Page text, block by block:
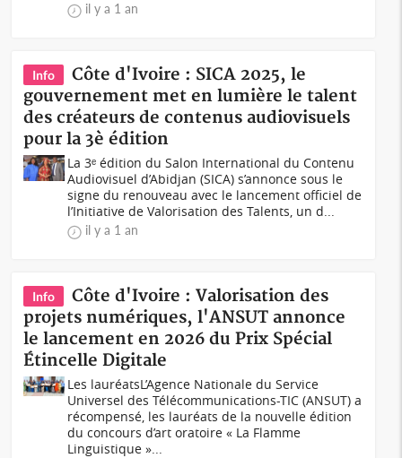
il y a 1 an
Info
Côte d'Ivoire : SICA 2025, le
gouvernement met en lumière le talent
des créateurs de contenus audiovisuels
pour la 3è édition
La 3ᵉ édition du Salon International du Contenu
Audiovisuel d’Abidjan (SICA) s’annonce sous le
signe du renouveau avec le lancement officiel de
l’Initiative de Valorisation des Talents, un d...
il y a 1 an
Info
Côte d'Ivoire : Valorisation des
projets numériques, l'ANSUT annonce
le lancement en 2026 du Prix Spécial
Étincelle Digitale
Les lauréatsL’Agence Nationale du Service
Universel des Télécommunications-TIC (ANSUT) a
récompensé, les lauréats de la nouvelle édition
du concours d’art oratoire « La Flamme
Linguistique »...